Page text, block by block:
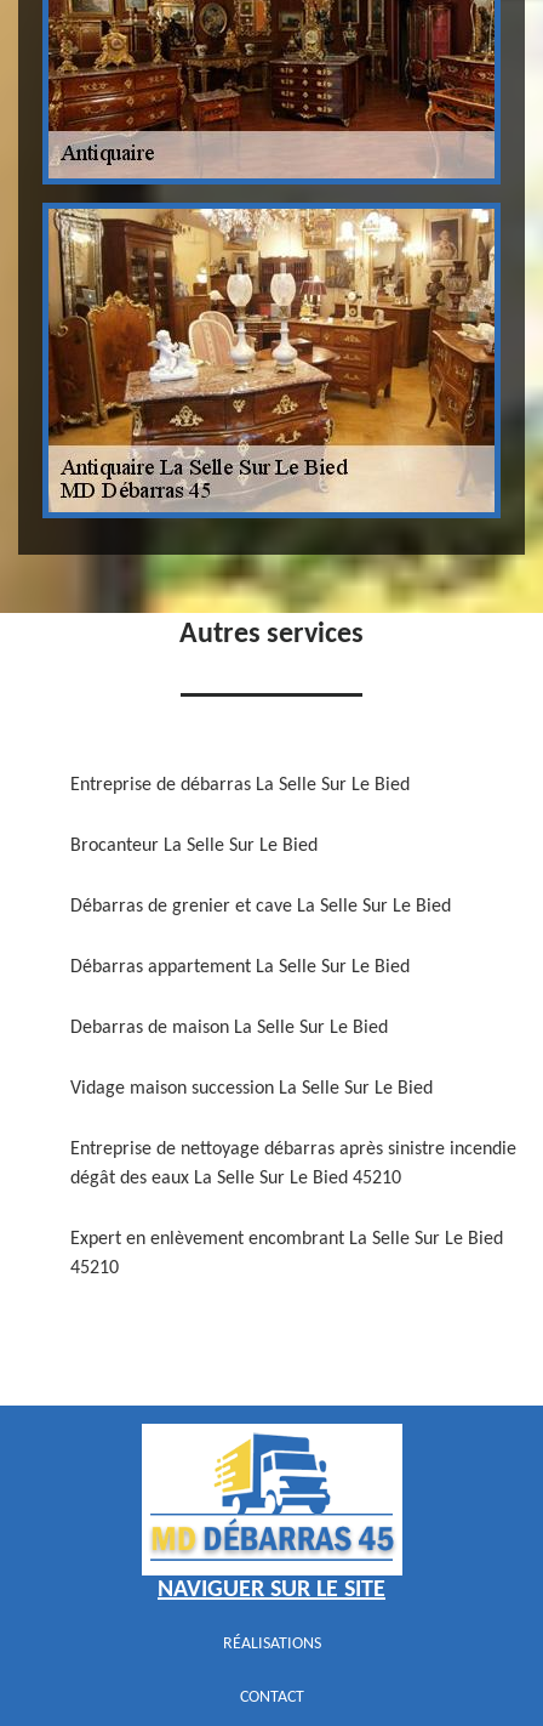
Autres services
Entreprise de débarras La Selle Sur Le Bied
Brocanteur La Selle Sur Le Bied
Débarras de grenier et cave La Selle Sur Le Bied
Débarras appartement La Selle Sur Le Bied
Debarras de maison La Selle Sur Le Bied
Vidage maison succession La Selle Sur Le Bied
Entreprise de nettoyage débarras après sinistre incendie
dégât des eaux La Selle Sur Le Bied 45210
Expert en enlèvement encombrant La Selle Sur Le Bied
45210
NAVIGUER SUR LE SITE
RÉALISATIONS
CONTACT